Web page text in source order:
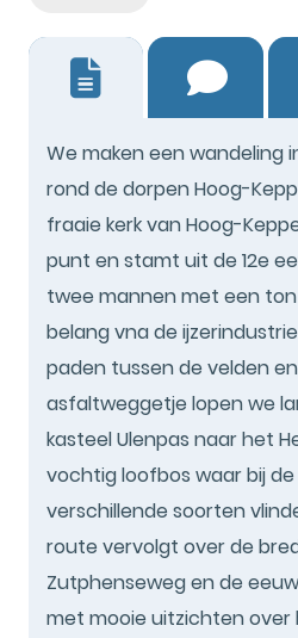
We maken een wandeling
rond de dorpen Hoog-
fraaie kerk van Hoog-
punt en stamt uit de 12e
twee mannen met een
belang vna de
paden tussen de velden
asfaltweggetje lopen we
kasteel Ulenpas naar het
vochtig loofbos waar bij de
verschillende soorten
route vervolgt over de
Zutphenseweg en de
met mooie uitzichten over